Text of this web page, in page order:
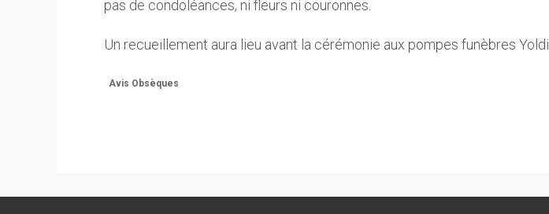
pas de condoléances, ni fleurs ni couronnes.
Un recueillement aura lieu avant la cérémonie aux pompes funèbres Yoldi.
Avis Obsèques